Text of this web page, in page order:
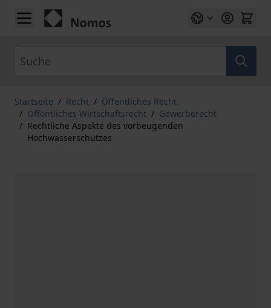
Zum Inhalt springen
Startseite / Recht / Öffentliches Recht
/ Öffentliches Wirtschaftsrecht / Gewerberecht
/ Rechtliche Aspekte des vorbeugenden
Hochwasserschutzes